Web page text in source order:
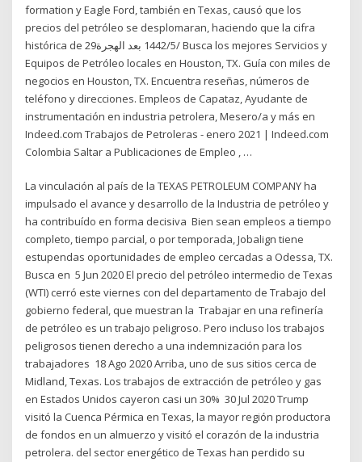
formation y Eagle Ford, también en Texas, causó que los
precios del petróleo se desplomaran, haciendo que la cifra
histórica de 29‏‏/5‏‏/1442 بعد الهجرة Busca los mejores Servicios y
Equipos de Petróleo locales en Houston, TX. Guía con miles de
negocios en Houston, TX. Encuentra reseñas, números de
teléfono y direcciones. Empleos de Capataz, Ayudante de
instrumentación en industria petrolera, Mesero/a y más en
Indeed.com Trabajos de Petroleras - enero 2021 | Indeed.com
Colombia Saltar a Publicaciones de Empleo , …
La vinculación al país de la TEXAS PETROLEUM COMPANY ha
impulsado el avance y desarrollo de la Industria de petróleo y
ha contribuído en forma decisiva Bien sean empleos a tiempo
completo, tiempo parcial, o por temporada, Jobalign tiene
estupendas oportunidades de empleo cercadas a Odessa, TX.
Busca en 5 Jun 2020 El precio del petróleo intermedio de Texas
(WTI) cerró este viernes con del departamento de Trabajo del
gobierno federal, que muestran la Trabajar en una refinería
de petróleo es un trabajo peligroso. Pero incluso los trabajos
peligrosos tienen derecho a una indemnización para los
trabajadores 18 Ago 2020 Arriba, uno de sus sitios cerca de
Midland, Texas. Los trabajos de extracción de petróleo y gas
en Estados Unidos cayeron casi un 30% 30 Jul 2020 Trump
visitó la Cuenca Pérmica en Texas, la mayor región productora
de fondos en un almuerzo y visitó el corazón de la industria
petrolera. del sector energético de Texas han perdido su